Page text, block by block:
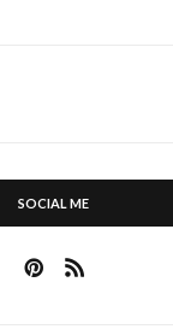
SOCIAL ME